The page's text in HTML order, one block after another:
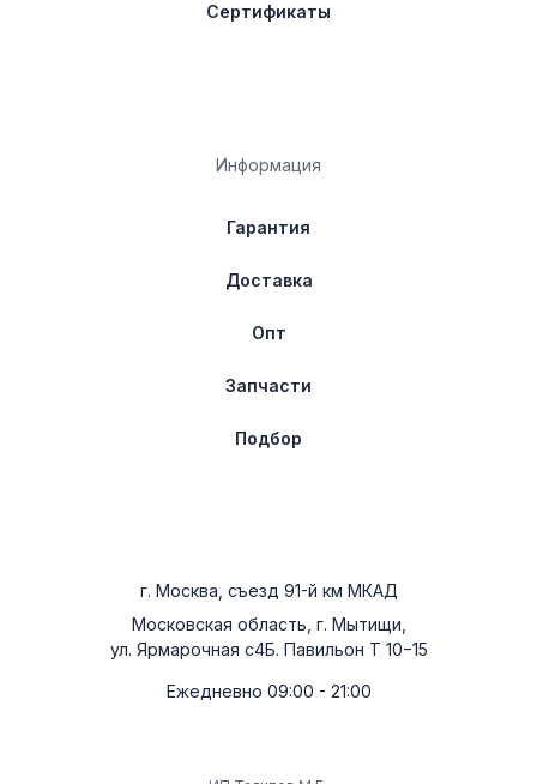
Сертификаты
Информация
Гарантия
Доставка
Опт
Запчасти
Подбор
г. Москва, съезд 91-й км МКАД
Московская область, г. Мытищи,
ул. Ярмарочная с4Б. Павильон Т 10−15
Ежедневно 09:00 - 21:00